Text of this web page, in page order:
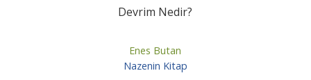
Devrim Nedir?
Enes Butan
Nazenin Kitap